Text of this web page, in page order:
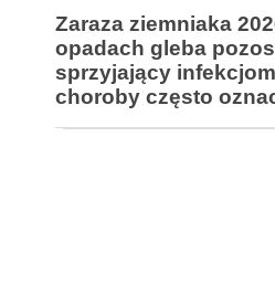
Zaraza ziemniaka
opadach gleba
sprzyjający infekcjom
choroby często